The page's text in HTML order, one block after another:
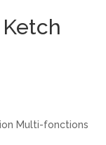
Multi-fonctions